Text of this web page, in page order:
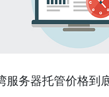
服务器托管价格到